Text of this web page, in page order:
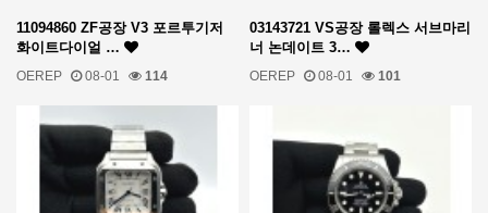
11094860 ZF공장 V3 포르투기저
화이트다이얼 …
OEREP 08-01 114
03143721 VS공장 롤렉스 서브마리
너 논데이트 3…
OEREP 08-01 101